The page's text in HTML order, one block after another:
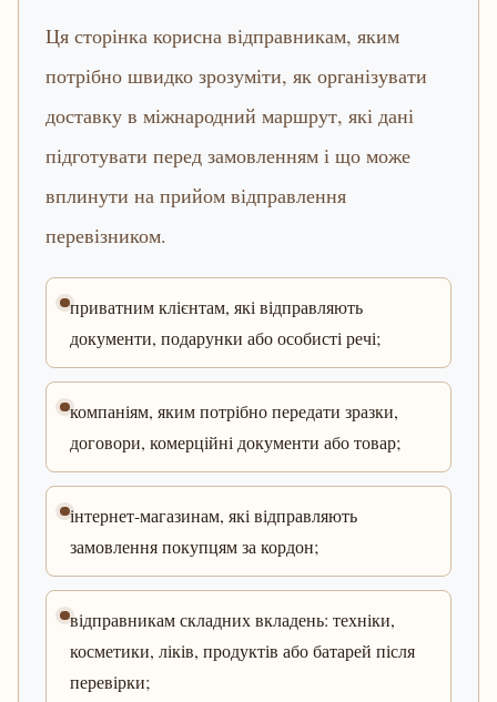
Ця сторінка корисна відправникам, яким
потрібно швидко зрозуміти, як організувати
доставку в міжнародний маршрут, які дані
підготувати перед замовленням і що може
вплинути на прийом відправлення
перевізником.
приватним клієнтам, які відправляють
документи, подарунки або особисті речі;
компаніям, яким потрібно передати зразки,
договори, комерційні документи або товар;
інтернет-магазинам, які відправляють
замовлення покупцям за кордон;
відправникам складних вкладень: техніки,
косметики, ліків, продуктів або батарей після
перевірки;